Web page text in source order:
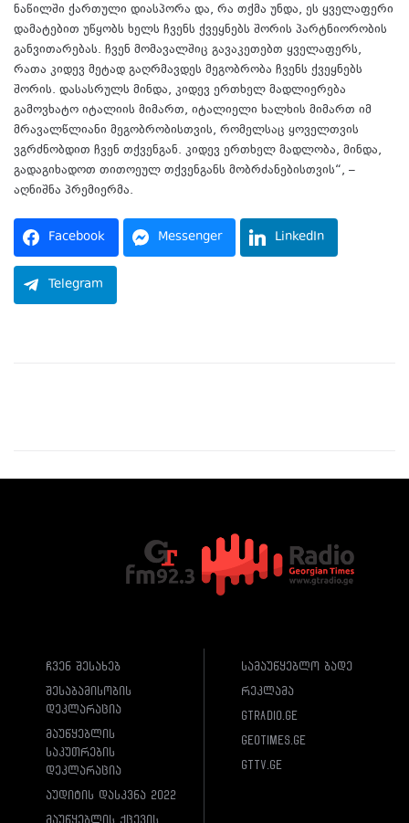
ნაწილში ქართული დიასპორა და, რა თქმა უნდა, ეს ყველაფერი
დამატებით უწყობს ხელს ჩვენს ქვეყნებს შორის პარტნიორობის
განვითარებას. ჩვენ მომავალშიც გავაკეთებთ ყველაფერს,
რათა კიდევ მეტად გაღრმავდეს მეგობრობა ჩვენს ქვეყნებს
შორის. დასასრულს მინდა, კიდევ ერთხელ მადლიერება
გამოვხატო იტალიის მიმართ, იტალიელი ხალხის მიმართ იმ
მრავალწლიანი მეგობრობისთვის, რომელსაც ყოველთვის
ვგრძნობდით ჩვენ თქვენგან. კიდევ ერთხელ მადლობა, მინდა,
გადაგიხადოთ თითოეულ თქვენგანს მობრძანებისთვის“, –
აღნიშნა პრემიერმა.
Facebook Messenger LinkedIn
Telegram
ჩვენ შესახებ
შესაბამისობის
დეკლარაცია
მაუწყებლის
საკუთრების
დეკლარაცია
აუდიტის დასკვნა 2022
მაუწყებლის ქცევის
სამაუწყებლო ბადე
რეკლამა
gtradio.ge
geotimes.ge
gttv.ge